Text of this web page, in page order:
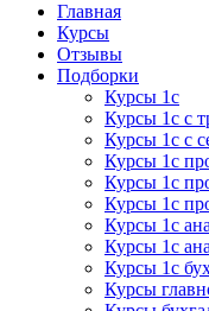
Курсы 1С
Курсы 1С официальная
Главная
Курсы
Отзывы
Подборки
Курсы 1с
Курсы 1с с
Курсы 1с с
Курсы 1с
Курсы 1с
Курсы 1с
Курсы 1с
Курсы 1с
Курсы 1с
Курсы